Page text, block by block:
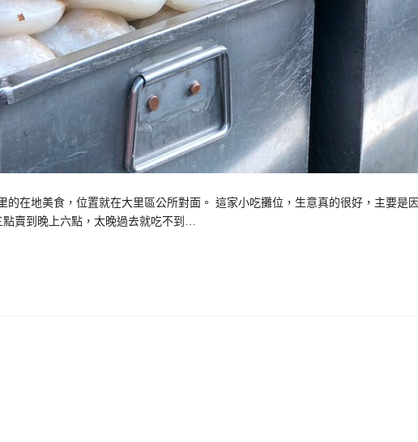
在地美食，位置就在大里區公所對面。 這家小吃攤位，生意真的很好，主要是因
賣到晚上六點，太晚過去就吃不到…